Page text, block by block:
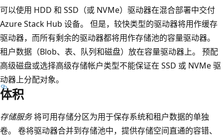
可以使用 HDD 和 SSD（或 NVMe）驱动器在混合部署中交付
Azure Stack Hub 设备。 但是，较快类型的驱动器将用作缓存
驱动器，而所有剩余的驱动器都将用作存储池的容量驱动器。
租户数据（Blob、表、队列和磁盘）放在容量驱动器上。 预配
高级磁盘或选择高级存储帐户类型不能保证在 SSD 或 NVMe 驱
动器上分配对象。
体积
存储服务将可用存储分区为用于保存系统和租户数据的单独
卷。 卷将驱动器合并到存储池中，提供存储空间直通的容错、